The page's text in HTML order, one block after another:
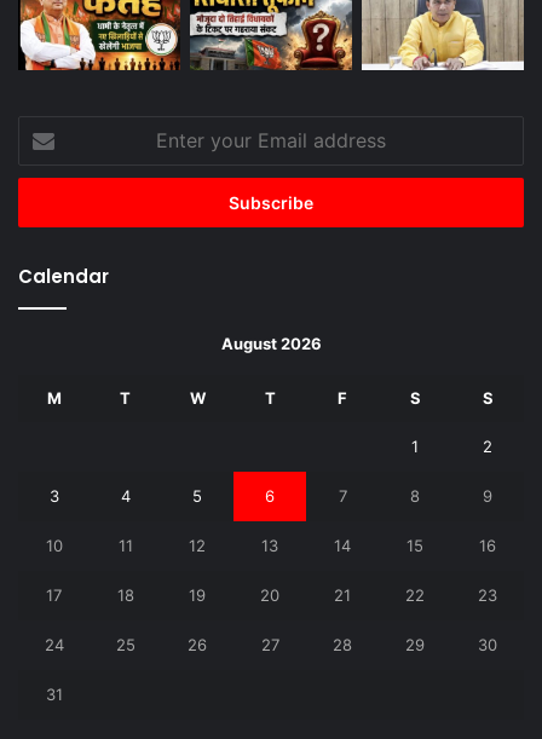
your
Email
Calendar
August 2026
M T W T F S S
1 2
3 4 5 6 7 8 9
10 11 12 13 14 15 16
17 18 19 20 21 22 23
24 25 26 27 28 29 30
31